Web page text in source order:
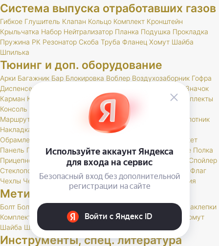
Система выпуска отработавших газов
Гибкое Глушитель Клапан Кольцо Комплект Кронштейн
Крыльчатка Набор Нейтрализатор Планка Подушка Прокладка
Пружина РК Резонатор Скоба Труба Фланец Хомут Шайба
Шпилька
Тюнинг и доп. оборудование
Арки Багажник Бар Блокировка Воблер Воздухозаборник Гофра
Диспенсер
Значок
Карман Карманы Кенгурин Коврик Комплект Комплекты
Консоль
Кронштейн Лебедка
Маршрутный
Молдинги Монетница
Накапотник
Накладка
Наклейка Обвес Обивка
Обрамление
Пакет
Панель Подлокотники Подогреватель Подушка Покрытие Полка
Прицепное
Проставка Пружины Пусковые Расширитель
Спойлер
Стеклоподъемник
Флаг
Чехлы Чехол Шелфтокер Шноркель Шторки Шумоизоляция
Метизы
Болт БолтСпец Заклепка
Заклепки
Комплект
Пружина Пряжка РК Скоба Тавотница
Хомут
Шайба Шпилька
Инструменты, спец. литература